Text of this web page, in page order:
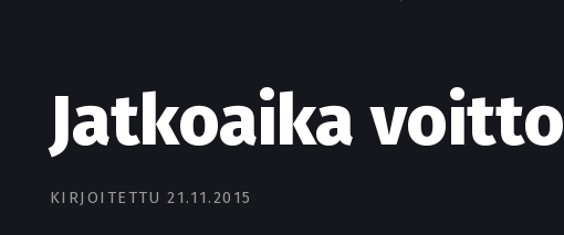
Jatkoaika voitto
KIRJOITETTU 21.11.2015